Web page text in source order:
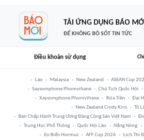
TẢI ỨNG DỤNG BÁO MỚI
ĐỂ KHÔNG BỎ SÓT TIN TỨC
Điều khoản sử dụng
Lào Malaysia New Zealand ASEAN Cup
Saysomphone Phomvihane
Chủ Tịch Quốc Hội
Xaysomphone Phomvihane
Rửa Tiền
Đại
New Zealand Cindy Kiro
Tô
Ban Chấp Hành Trung Ương Đảng Cộng Sản Việt Nam
Trung Học Phổ Thông
Quốc Hội Lào Nắng Nóng
Eo Biển Hormuz
AFF Cup 2026
Lịch Thi